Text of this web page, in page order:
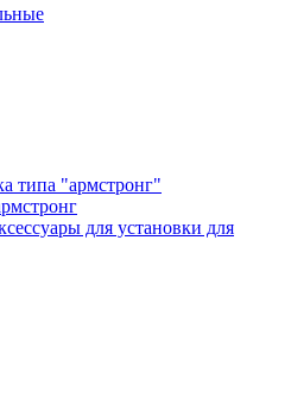
типа "армстронг"
для установки для